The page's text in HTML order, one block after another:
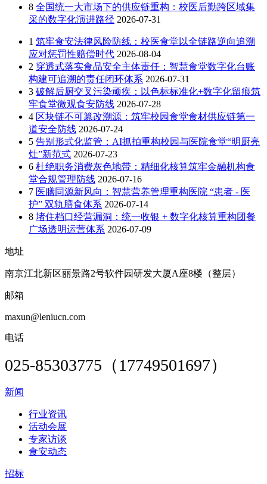
8 全国统一大市场下的供应链重构：校医后勤跨区域集
采的数字化演进路径 2026-07-31
1 筑牢食安法律风险防线：校医食堂以全链路逆向追溯
应对惩罚性赔偿时代 2026-08-04
2 穿透式落实食品安全主体责任：智慧食堂数字化台账
构建可追溯的责任闭环体系 2026-07-31
3 破解后厨交叉污染顽疾：以色标标准化+数字化留痕筑
牢食堂微观食安防线 2026-07-28
4 区块链不可篡改溯源：筑牢校园食堂食材供应链第一
道安全防线 2026-07-24
5 告别形式化监管：AI抓拍重构校园与医院食堂“明厨亮
灶”新范式 2026-07-23
6 杜绝职务消费灰色地带：精细化核算筑牢金融机构食
堂合规管理防线 2026-07-16
7 医膳同源新风向：智慧营养管理重构医院 “患者 - 医
护” 双轨膳食体系 2026-07-14
8 堵住档口经营漏洞：统一收银 + 数字化核算重构团餐
广场透明运营体系 2026-07-09
地址
南京江北新区丽景路2号软件园研发大厦A座8楼（整层）
邮箱
maxun@leniucn.com
电话
025-85303775（17749501697）
新闻
行业资讯
活动会展
专家访谈
食安动态
招标